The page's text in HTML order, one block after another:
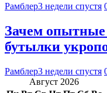
Рамблер3 недели спустя
Зачем опытные
бутылки
Рамблер3 недели спустя
Август 2026